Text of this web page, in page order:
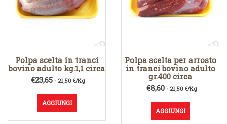
Polpa scelta in tranci
bovino adulto kg.1,1 circa
€23,65 - 21,50 €/Kg
AGGIUNGI
Polpa scelta per arrosto
in tranci bovino adulto
gr.400 circa
€8,60- 21,50 €/Kg
AGGIUNGI